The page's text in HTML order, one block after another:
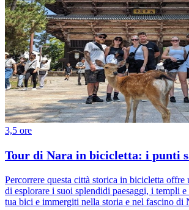
3,5 ore
Tour di Nara in bicicletta: i punti
Percorrere questa città storica in bicicletta offre
di esplorare i suoi splendidi paesaggi, i templi
tua bici e immergiti nella storia e nel fascino di